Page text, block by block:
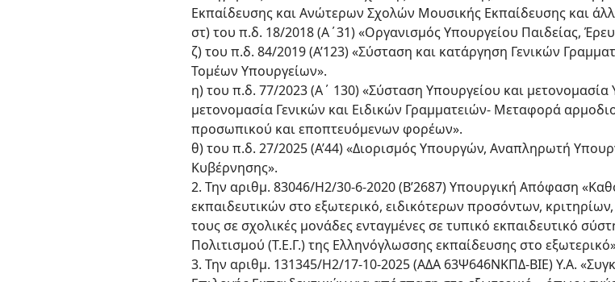
Εκπαίδευσης και Ανώτερων Σχολών Μουσικής Εκπαίδευσης και
στ) του π.δ. 18/2018 (Α΄31) «Οργανισμός Υπουργείου Παιδείας,
ζ) του π.δ. 84/2019 (Α’123) «Σύσταση και κατάργηση Γενικών
Τομέων Υπουργείων».
η) του π.δ. 77/2023 (Α΄ 130) «Σύσταση Υπουργείου και
μετονομασία Γενικών και Ειδικών Γραμματειών- Μεταφορά
προσωπικού και εποπτευόμενων φορέων».
θ) του π.δ. 27/2025 (Α’44) «Διορισμός Υπουργών, Αναπληρωτή
Κυβέρνησης».
2. Την αριθμ. 83046/H2/30-6-2020 (Β’2687) Υπουργική Απόφαση
εκπαιδευτικών στο εξωτερικό, ειδικότερων προσόντων,
τους σε σχολικές μονάδες ενταγμένες σε τυπικό εκπαιδευτικό
Πολιτισμού (Τ.Ε.Γ.) της Ελληνόγλωσσης εκπαίδευσης στο
3. Την αριθμ. 131345/Η2/17-10-2025 (ΑΔΑ 63Ψ646ΝΚΠΔ-ΒΙΕ) Υ.Α.